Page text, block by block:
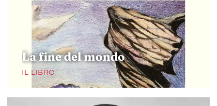
La fine del mondo
IL LIBRO